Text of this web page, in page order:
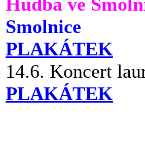
Smolnice
PLAKÁTEK
14.6. Koncert
PLAKÁTEK